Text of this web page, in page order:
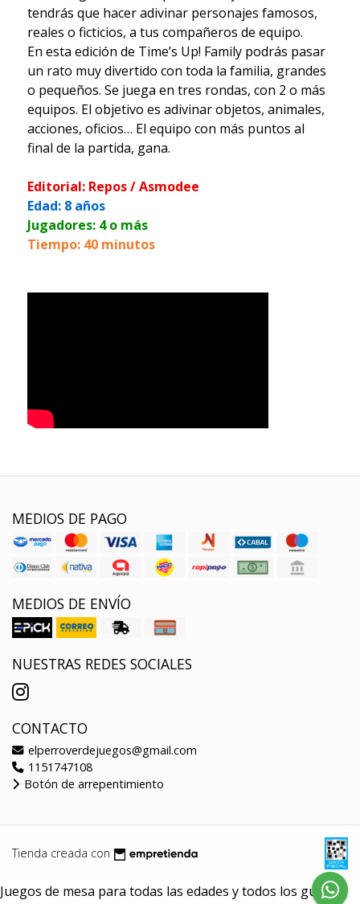
tendrás que hacer adivinar personajes famosos,
reales o ficticios, a tus compañeros de equipo.
En esta edición de Time’s Up! Family podrás pasar
un rato muy divertido con toda la familia, grandes
o pequeños. Se juega en tres rondas, con 2 o más
equipos. El objetivo es adivinar objetos, animales,
acciones, oficios… El equipo con más puntos al
final de la partida, gana.
Editorial: Repos / Asmodee
Edad: 8 años
Jugadores: 4 o más
Tiempo: 40 minutos
MEDIOS DE PAGO
MEDIOS DE ENVÍO
NUESTRAS REDES SOCIALES
CONTACTO
elperroverdejuegos@gmail.com
1151747108
Botón de arrepentimiento
Tienda creada con
Juegos de mesa para todas las edades y todos los gustos.